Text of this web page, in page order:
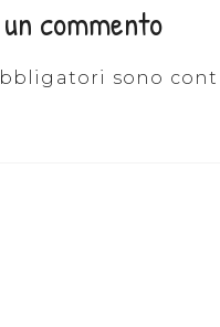
commento
sono